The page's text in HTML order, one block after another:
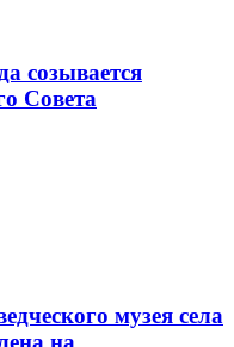
созывается
Совета
музея села
на